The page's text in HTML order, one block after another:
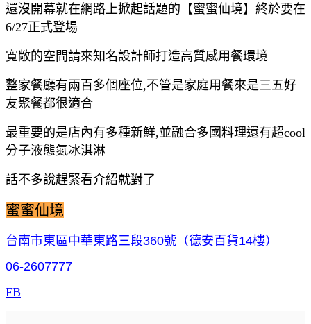
還沒開幕就在網路上掀起話題的【蜜蜜仙境】終於要在
6/27正式登場
寬敞的空間請來知名設計師打造高質感用餐環境
整家餐廳有兩百多個座位,不管是家庭用餐來是三五好
友聚餐都很適合
最重要的是店內有多種新鮮,並融合多國料理還有超cool
分子液態氮冰淇淋
話不多說趕緊看介紹就對了
蜜蜜仙境
台南市東區中華東路三段360號（德安百貨14樓）
06-2607777
FB